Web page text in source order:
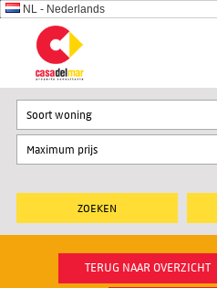
NL - Nederlands
Soort woning
TERUG NAAR OVERZICHT